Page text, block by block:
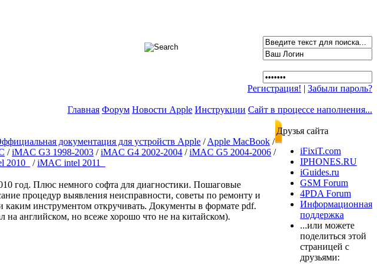
Регистрация! | Забыли пароль?
Главная Форум Новости Apple Инструкции Сайт в процессе наполнения...
документация для устройств Apple /Apple MacBook /
/iMAC G3 1998-2003 /iMAC G4 2002-2004 /iMAC G5 2004-2006 /
2010_ /iMAC intel 2011_
год. Плюс немного софта для диагностики. Пошаговые
процедур выявления неисправности, советы по ремонту и
каким инструментом откручивать. Документы в формате pdf.
английском, но всеже хорошо что не на китайском).
Друзья сайта
iFixiT.com
IPHONES.RU
iGuides.ru
GSM Forum
4PDA Forum
Информационная
поддержка
...или можете
поделиться этой
страницей с
друзьями: